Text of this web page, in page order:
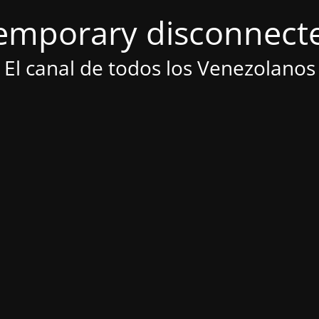
El canal de todos los Venezolanos